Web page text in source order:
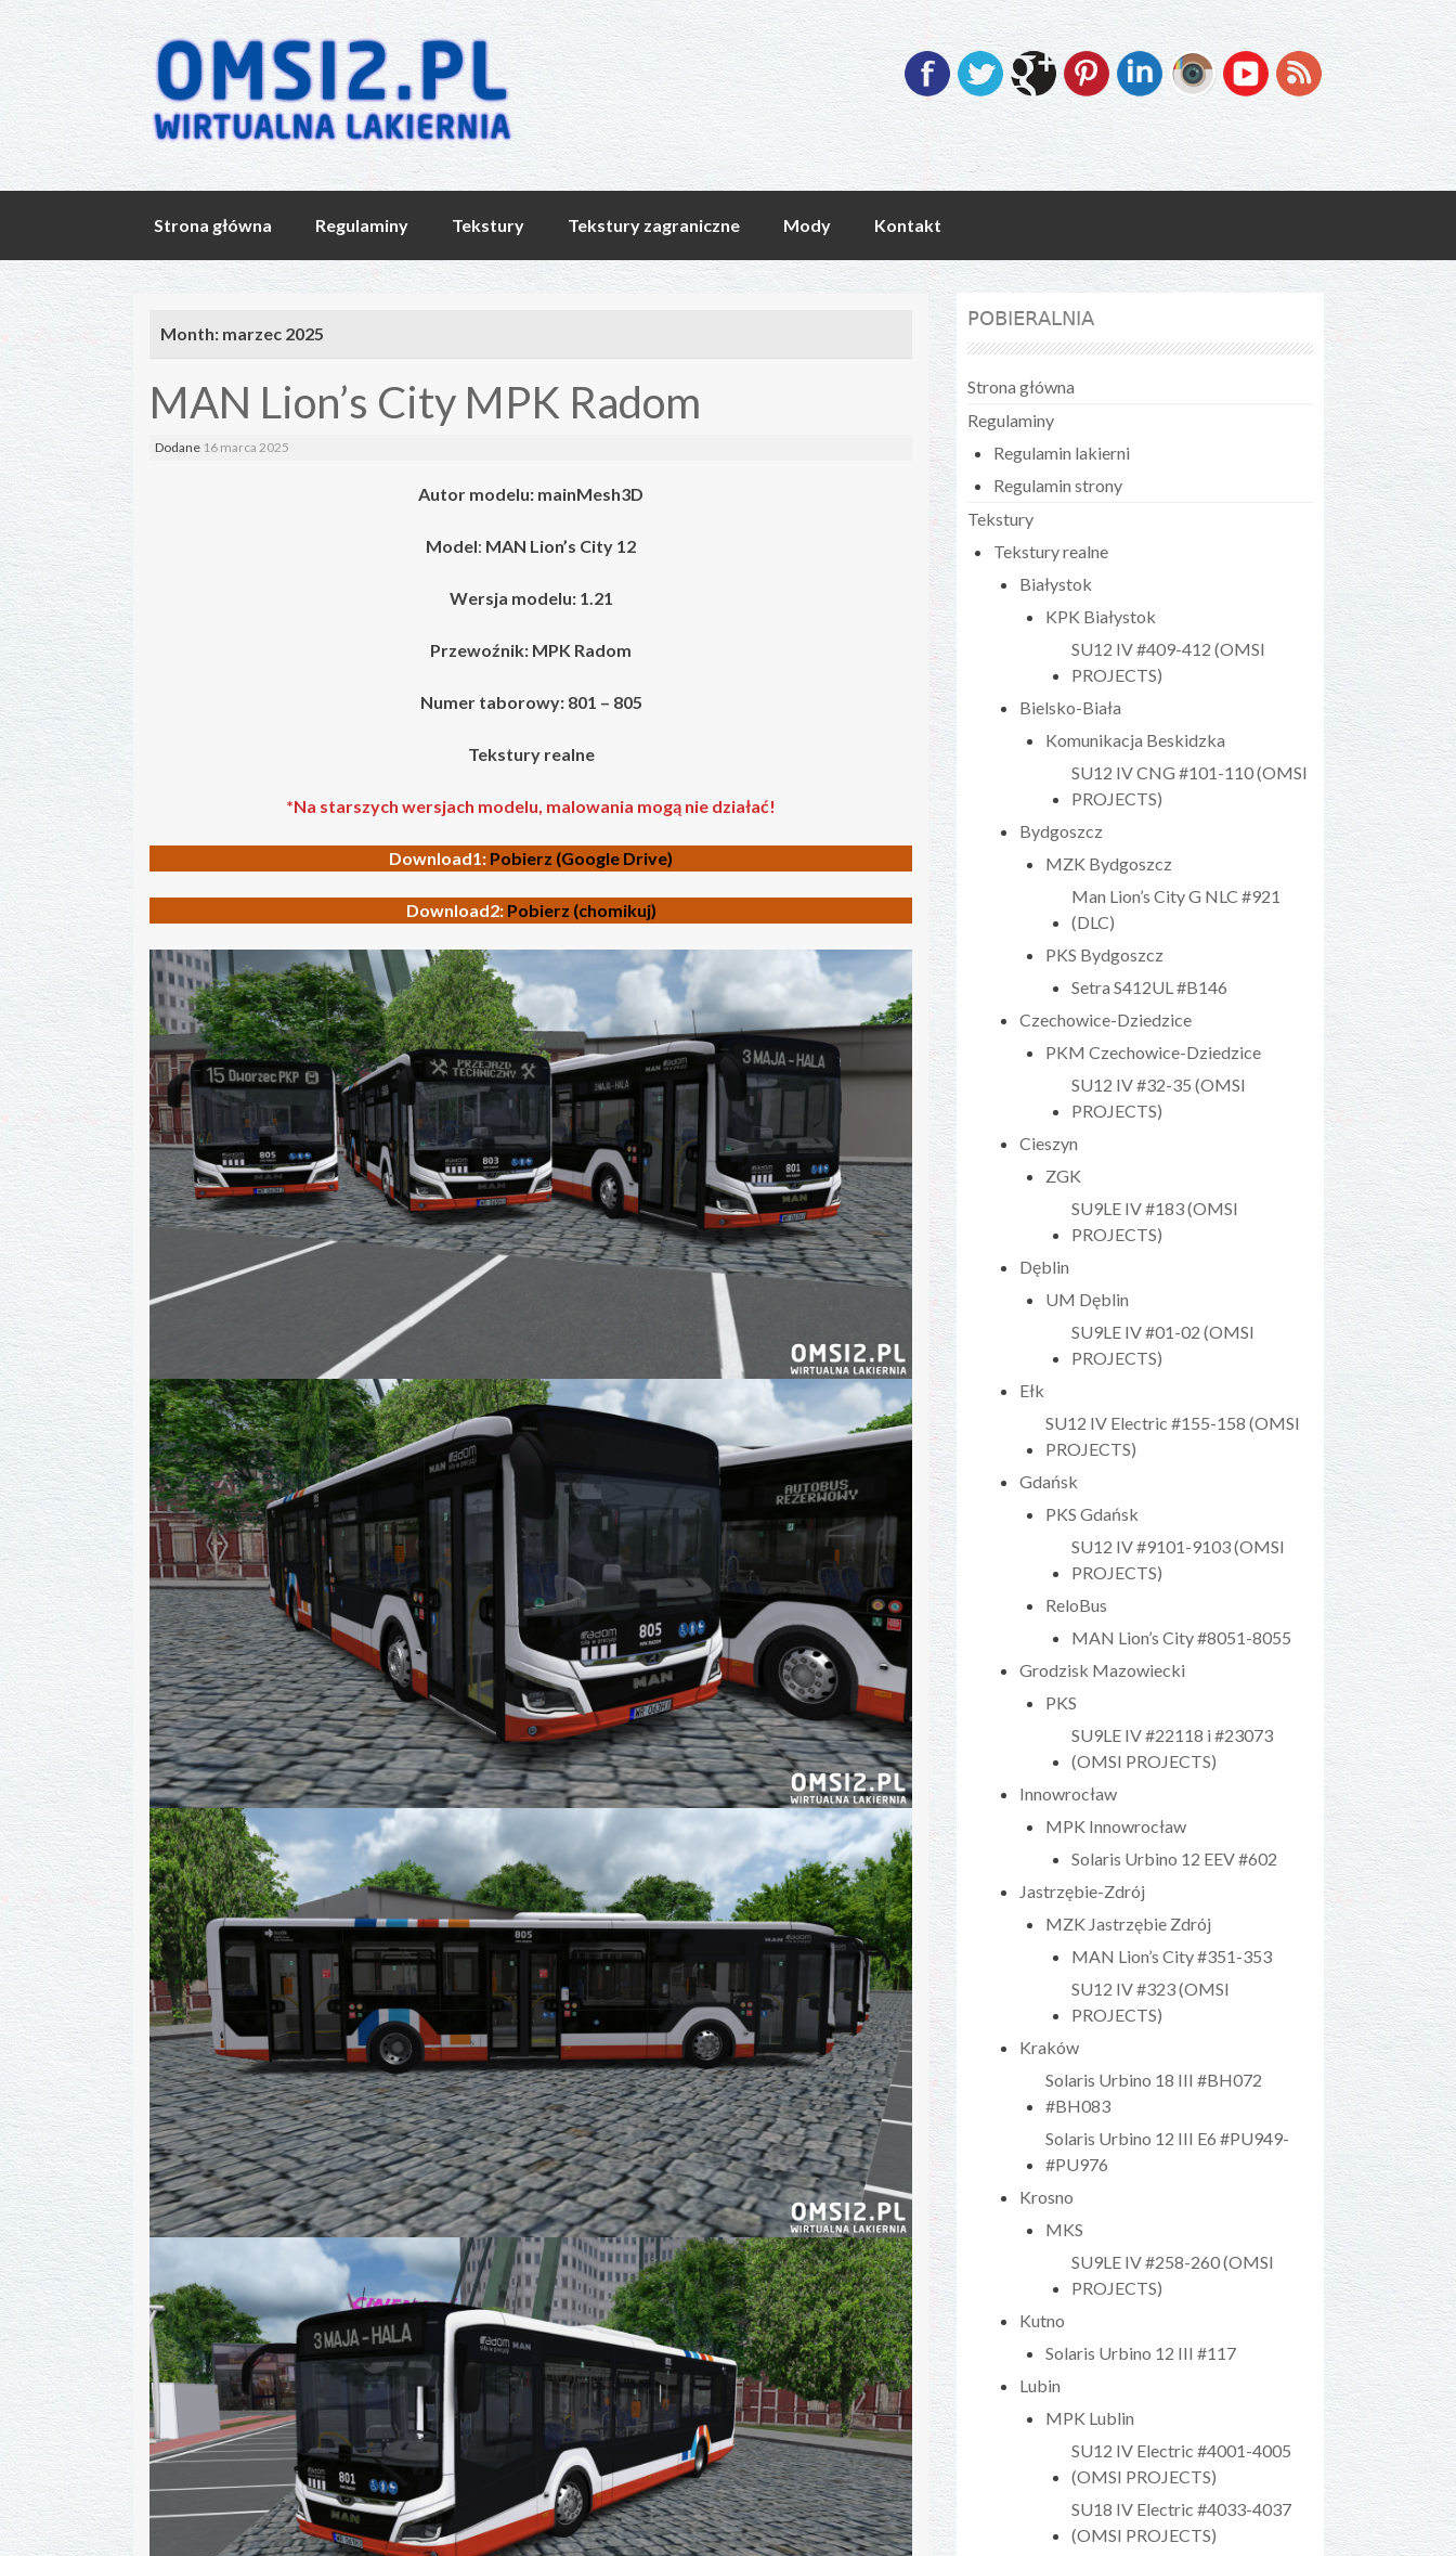
Skip
content
Strona główna Regulaminy Tekstury Tekstury zagraniczne Mody Kontakt
Month: marzec 2025
MAN Lion’s City MPK Radom
Dodane 16 marca 2025
Autor modelu: mainMesh3D
Model: MAN Lion’s City 12
Wersja modelu: 1.21
Przewoźnik: MPK Radom
Numer taborowy: 801 – 805
Tekstury realne
*Na starszych wersjach modelu, malowania mogą nie działać!
Download1: Pobierz (Google Drive)
Download2: Pobierz (chomikuj)
POBIERALNIA
Strona główna
Regulaminy
Regulamin lakierni
Regulamin strony
Tekstury
Tekstury realne
Białystok
KPK Białystok
SU12 IV #409-412 (OMSI
PROJECTS)
Bielsko-Biała
Komunikacja Beskidzka
SU12 IV CNG #101-110 (OMSI
PROJECTS)
Bydgoszcz
MZK Bydgoszcz
Man Lion’s City G NLC #921
(DLC)
PKS Bydgoszcz
Setra S412UL #B146
Czechowice-Dziedzice
PKM Czechowice-Dziedzice
SU12 IV #32-35 (OMSI
PROJECTS)
Cieszyn
ZGK
SU9LE IV #183 (OMSI
PROJECTS)
Dęblin
UM Dęblin
SU9LE IV #01-02 (OMSI
PROJECTS)
Ełk
SU12 IV Electric #155-158 (OMSI
PROJECTS)
Gdańsk
PKS Gdańsk
SU12 IV #9101-9103 (OMSI
PROJECTS)
ReloBus
MAN Lion’s City #8051-8055
Grodzisk Mazowiecki
PKS
SU9LE IV #22118 i #23073
(OMSI PROJECTS)
Innowrocław
MPK Innowrocław
Solaris Urbino 12 EEV #602
Jastrzębie-Zdrój
MZK Jastrzębie Zdrój
MAN Lion’s City #351-353
SU12 IV #323 (OMSI
PROJECTS)
Kraków
Solaris Urbino 18 III #BH072
#BH083
Solaris Urbino 12 III E6 #PU949-
#PU976
Krosno
MKS
SU9LE IV #258-260 (OMSI
PROJECTS)
Kutno
Solaris Urbino 12 III #117
Lubin
MPK Lublin
SU12 IV Electric #4001-4005
(OMSI PROJECTS)
SU18 IV Electric #4033-4037
(OMSI PROJECTS)